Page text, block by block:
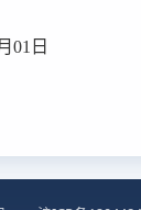
01日